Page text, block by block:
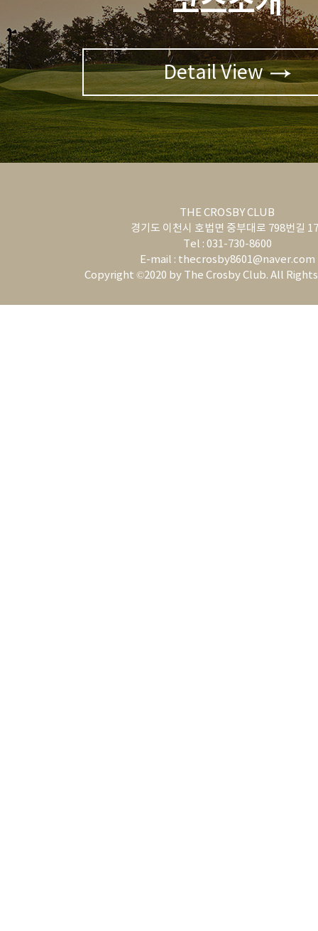
Detail View
THE CROSBY CLUB
경기도 이천시 호법면 중부대로 798번길
Tel : 031-730-8600
E-mail : thecrosby8601@naver.com
Copyright ©2020 by The Crosby Club. All